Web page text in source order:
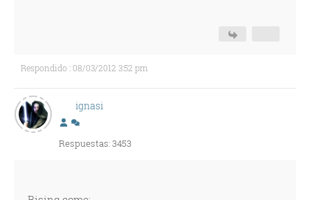
Respondido : 08/03/2012 3:52 pm
ignasi
Respuestas: 3453